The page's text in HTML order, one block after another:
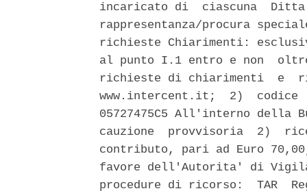
incaricato di  ciascuna  Ditta
rappresentanza/procura
richieste Chiarimenti:
al punto I.1 entro e non
richieste di chiarimenti  e
www.intercent.it;  2)
05727475C5 All'interno
cauzione  provvisoria  2)
contributo, pari ad Euro
favore dell'Autorita' di
procedure di ricorso:  TAR